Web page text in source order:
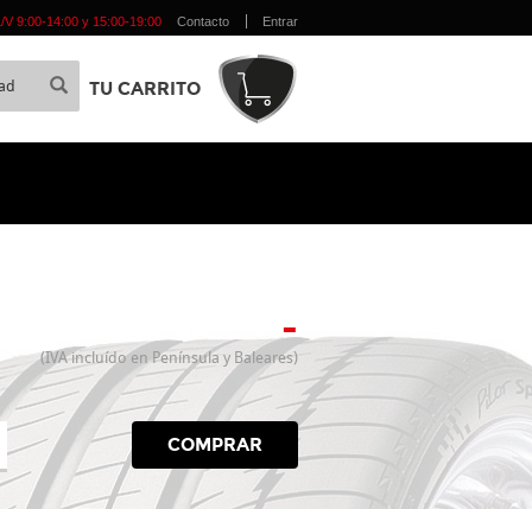
-
(IVA incluído en Península y Baleares)
COMPRAR
9:00-14:00 y 15:00-19:00 Contacto Entrar
TU CARRITO